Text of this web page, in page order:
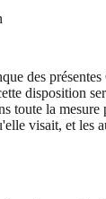
des
disposition
toute la mesure
visait, et les